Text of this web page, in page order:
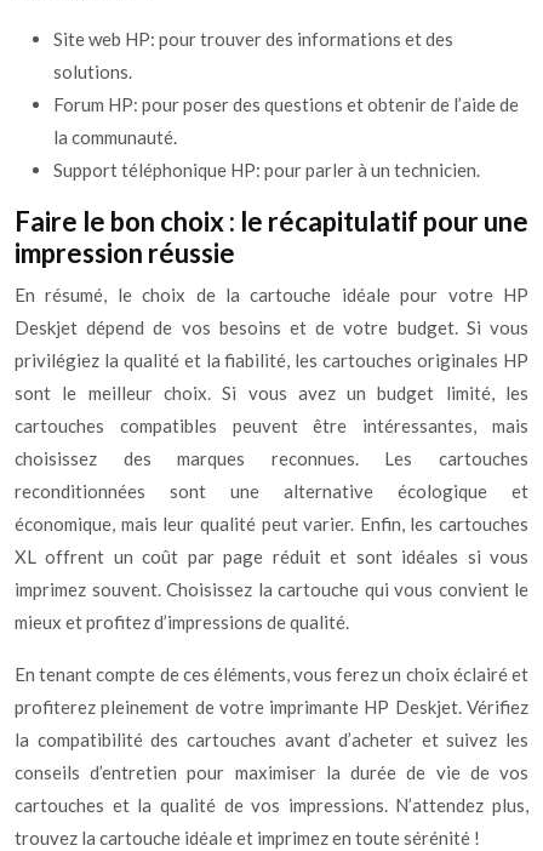
Site web HP: pour trouver des informations et des
solutions.
Forum HP: pour poser des questions et obtenir de l’aide de
la communauté.
Support téléphonique HP: pour parler à un technicien.
Faire le bon choix : le récapitulatif pour une
impression réussie
En résumé, le choix de la cartouche idéale pour votre HP
Deskjet dépend de vos besoins et de votre budget. Si vous
privilégiez la qualité et la fiabilité, les cartouches originales HP
sont le meilleur choix. Si vous avez un budget limité, les
cartouches compatibles peuvent être intéressantes, mais
choisissez des marques reconnues. Les cartouches
reconditionnées sont une alternative écologique et
économique, mais leur qualité peut varier. Enfin, les cartouches
XL offrent un coût par page réduit et sont idéales si vous
imprimez souvent. Choisissez la cartouche qui vous convient le
mieux et profitez d’impressions de qualité.
En tenant compte de ces éléments, vous ferez un choix éclairé et
profiterez pleinement de votre imprimante HP Deskjet. Vérifiez
la compatibilité des cartouches avant d’acheter et suivez les
conseils d’entretien pour maximiser la durée de vie de vos
cartouches et la qualité de vos impressions. N’attendez plus,
trouvez la cartouche idéale et imprimez en toute sérénité !